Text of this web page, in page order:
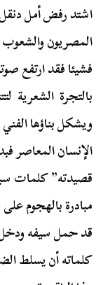
اشتد رفض أمل دنقل
المصريون والشعوب
فشيئا فقد ارتفع
بالتجرة الشعرية
ويشكل بناؤها
الإنسان المعاصر
قصيدته” كلمات
مبادرة بالهجوم
قد حمل سيفه
كلماته أن يسلط